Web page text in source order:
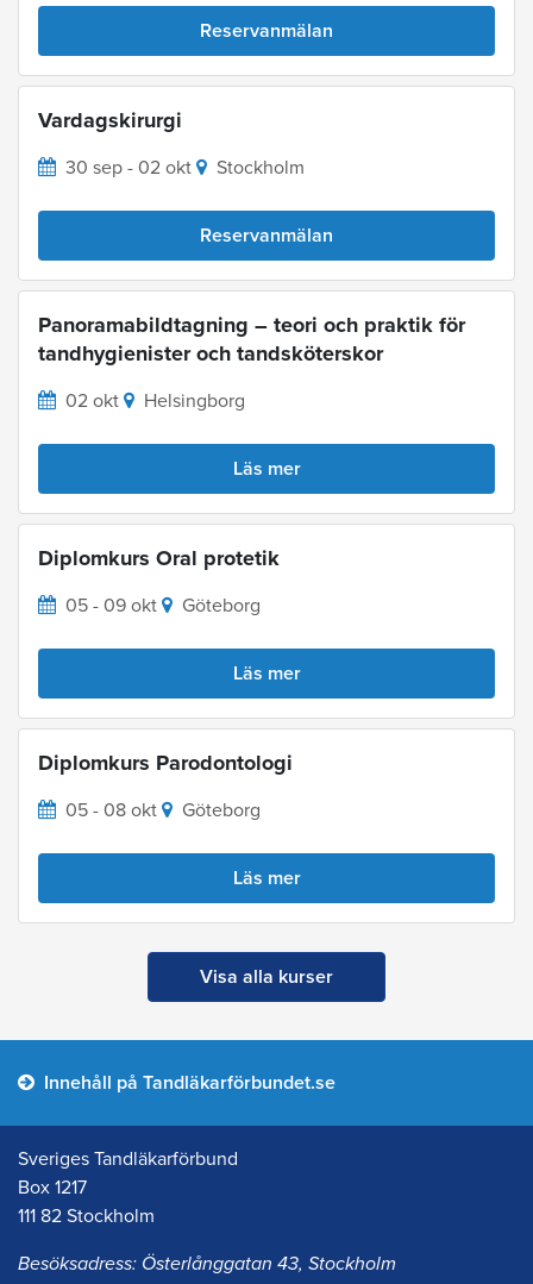
Reservanmälan
Vardagskirurgi
30 sep - 02 okt Stockholm
Reservanmälan
Panoramabildtagning – teori och praktik för
tandhygienister och tandsköterskor
02 okt Helsingborg
Läs mer
Diplomkurs Oral protetik
05 - 09 okt Göteborg
Läs mer
Diplomkurs Parodontologi
05 - 08 okt Göteborg
Läs mer
Visa alla kurser
Innehåll på Tandläkarförbundet.se
Sveriges Tandläkarförbund
Box 1217
111 82 Stockholm
Besöksadress: Österlånggatan 43, Stockholm